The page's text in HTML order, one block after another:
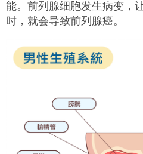
能。前列腺细胞发生病变，
时，就会导致前列腺癌。